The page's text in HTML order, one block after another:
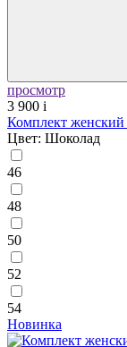
просмотр
3 900 i
Комплект
Цвет: Шоколад
46
48
50
52
54
Новинка